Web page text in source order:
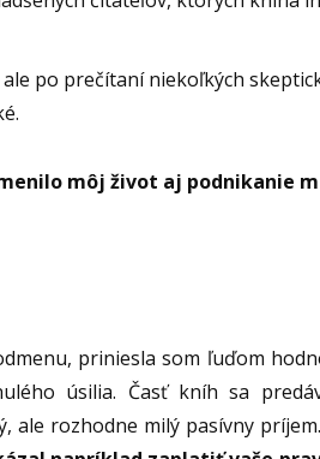
po prečítaní niekoľkých
môj život aj podnikanie
priniesla som ľuďom
úsilia. Časť kníh sa
ale rozhodne milý pasívny